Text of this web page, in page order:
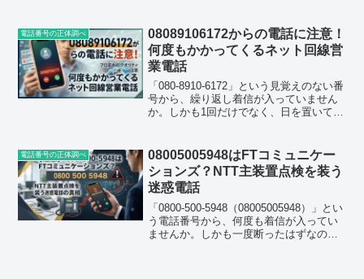
はたまたまタイミングが合ってしまい応
答し...
電話番号の正体調べ
08089106172からの電話に注意！
何度もかかってくるネット回線営
業電話
「080-8910-6172」という見覚えのない番
号から、繰り返し着信が入っていません
か。しかも1回だけでなく、日を置いて何
する人が短期間で急増していることが確
認できて...
電話番号の正体調べ
08005005948はFTコミュニケー
ションズ？NTT主装置点検を装う
迷惑電話
「0800-500-5948（08005005948）」とい
う電話番号から、何度も着信が入ってい
ませんか。しかも一度断ったはずなの